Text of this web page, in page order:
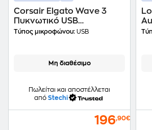
Corsair Elgato Wave 3
Πυκνωτικό USB
Μικρόφωνο - Λευκό
Τύπος μικροφώνου: USB
Μη διαθέσιμο
Πωλείται και αποστέλλεται
από Stechi
196,90€